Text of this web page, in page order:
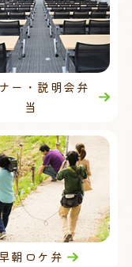
ー・説明会弁
当
早朝ロケ弁